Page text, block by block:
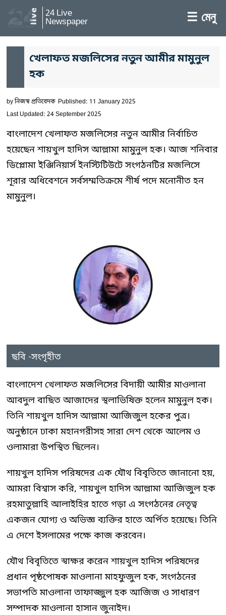
24 Live
Newspaper ☰ মেনু
খেলাফত মজলিসের নতুন আমীর মামুনুল
হক
byনিজস্ব প্রতিবেদক Published: 11 January 2025
Last Updated: 24 September 2025
বাংলাদেশ খেলাফত মজলিসের নতুন আমীর নির্বাচিত
হয়েছেন শায়খুল হাদিস আল্লামা মামুনুল হক। আজ শনিবার
ডিপ্লোমা ইঞ্জিনিয়ার্স ইনস্টিটিউটে সংগঠনটির মজলিসে
শূরার অধিবেশনে সর্বসম্মতিক্রমে শীর্ষ পদে মনোনীত হন
মামুনুল।
ছবি -সংগৃহীত
বাংলাদেশ খেলাফত মজলিসের বিদায়ী আমীর মাওলানা
আবদুল বাছিত আজাদের স্থলাভিষিক্ত হলেন মামুনুল হক।
তিনি শায়খুল হাদিস আল্লামা আজিজুল হকের পুত্র।
অনুষ্ঠানে ঢাকা মহানগরীসহ সারা দেশ থেকে আলেম ও
ওলামারা উপস্থিত ছিলেন।
শায়খুল হাদিস পরিষদের এক যৌথ বিবৃতিতে জানানো হয়,
আমরা বিশ্বাস করি, শায়খুল হাদিস আল্লামা আজিজুল হক
রহমাতুল্লাহি আলাইহির হাতে গড়া এ সংগঠনের নেতৃত্ব
একজন যোগ্য ও অভিজ্ঞ ব্যক্তির হাতে অর্পিত হয়েছে। তিনি
এ দেশে ইসলামের পক্ষে কাজ করবেন।
যৌথ বিবৃতিতে স্বাক্ষর করেন শায়খুল হাদিস পরিষদের
প্রধান পৃষ্ঠপোষক মাওলানা মাহফুজুল হক, সংগঠনের
সভাপতি মাওলানা তাফাজ্জুল হক আজিজ ও সাধারণ
সম্পাদক মাওলানা হাসান জুনাইদ।